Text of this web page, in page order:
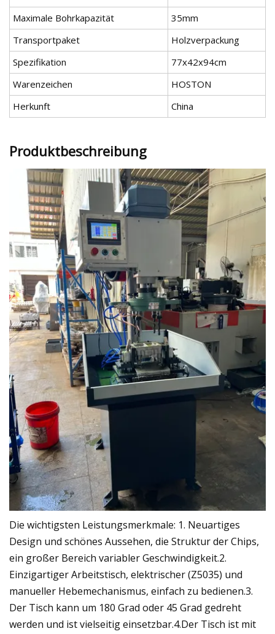
Maximale Bohrkapazität
35mm
Transportpaket
Holzverpackung
Spezifikation
77x42x94cm
Warenzeichen
HOSTON
Herkunft
China
Produktbeschreibung
Die wichtigsten Leistungsmerkmale: 1. Neuartiges
Design und schönes Aussehen, die Struktur der Chips,
ein großer Bereich variabler Geschwindigkeit.2.
Einzigartiger Arbeitstisch, elektrischer (Z5035) und
manueller Hebemechanismus, einfach zu bedienen.3.
Der Tisch kann um 180 Grad oder 45 Grad gedreht
werden und ist vielseitig einsetzbar.4.Der Tisch ist mit